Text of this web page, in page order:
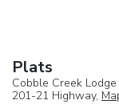
Plats
Cobble Creek Lodge
201-21 Highway,